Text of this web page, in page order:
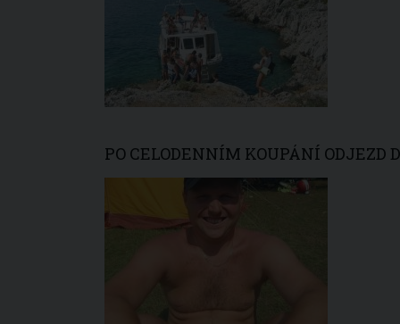
PO CELODENNÍM KOUPÁNÍ ODJEZD